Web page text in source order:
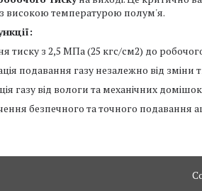
високою температурою полум'я.
тиску з 2,5 МПа (25 кгс/см2) до
подавання газу незалежно від зміни
газу від вологи та механічних домішок
безпечного та точного подавання